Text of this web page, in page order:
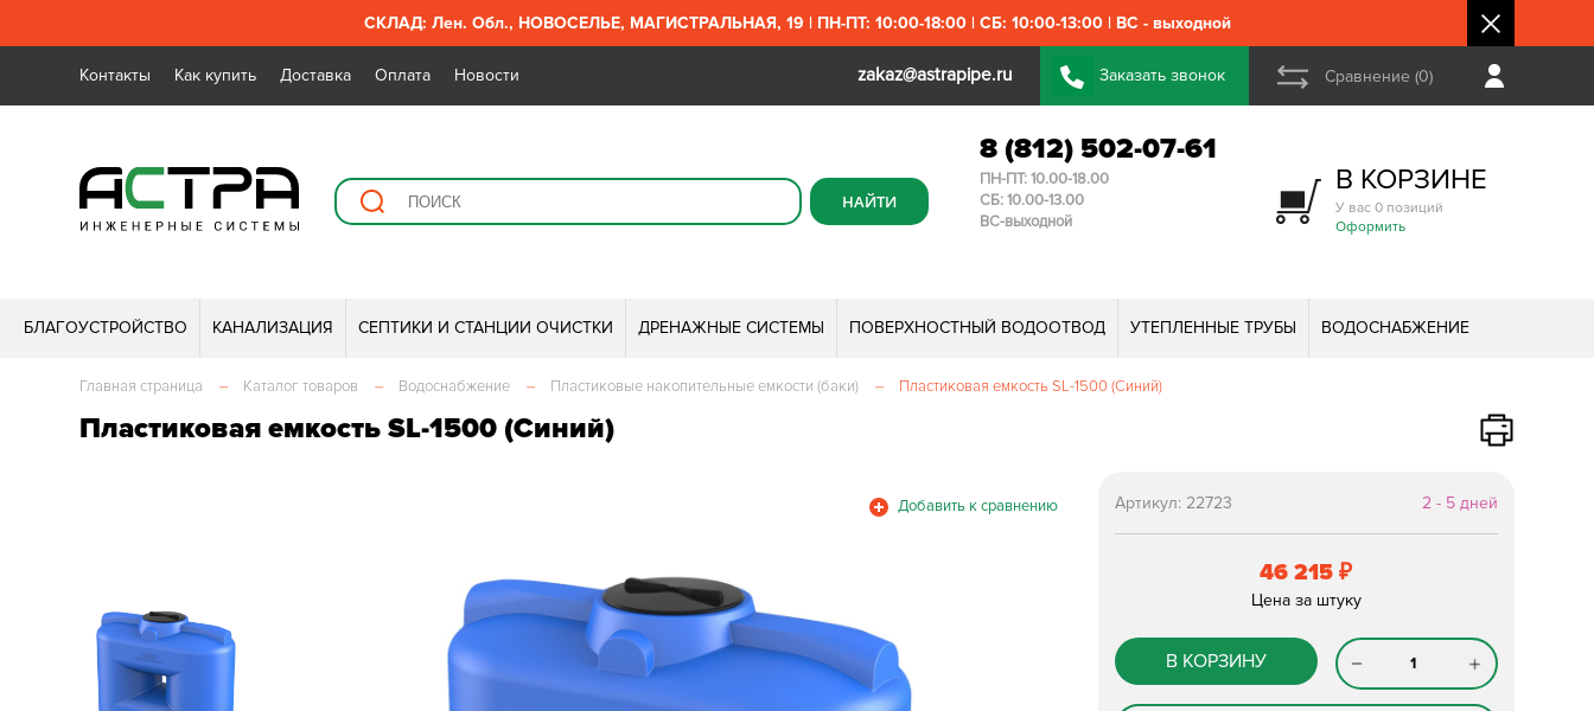
СКЛАД: Лен. Обл., НОВОСЕЛЬЕ, МАГИСТРАЛЬНАЯ, 19 | ПН-ПТ: 10:00-18:00 | СБ: 10:00-13:00 | ВС - выходной
Контакты Как купить Доставка Оплата Новости zakaz@astrapipe.ru Заказать звонок Сравнение (0)
8 (812) 502-07-61
ПН-ПТ: 10.00-18.00
СБ: 10.00-13.00
ВС-выходной
В КОРЗИНЕ
У вас 0 позиций
Оформить
БЛАГОУСТРОЙСТВО КАНАЛИЗАЦИЯ СЕПТИКИ И СТАНЦИИ ОЧИСТКИ ДРЕНАЖНЫЕ СИСТЕМЫ ПОВЕРХНОСТНЫЙ ВОДООТВОД УТЕПЛЕННЫЕ ТРУБЫ ВОДОСНАБЖЕНИЕ
Главная страница – Каталог товаров – Водоснабжение – Пластиковые накопительные емкости (баки) – Пластиковая емкость SL-1500 (Синий)
Пластиковая емкость SL-1500 (Синий)
2 - 5 дней
Артикул:22723
46 215₽
Цена за штуку
В КОРЗИНУ